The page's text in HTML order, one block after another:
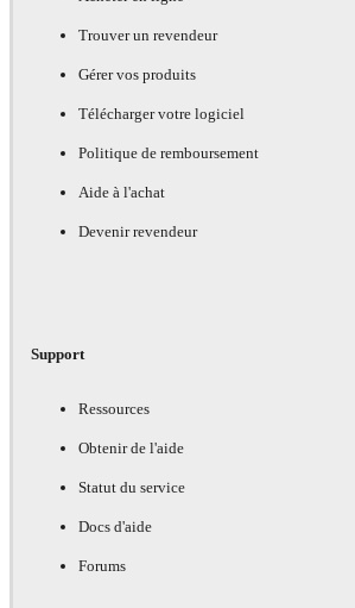
Trouver un revendeur
Gérer vos produits
Télécharger votre logiciel
Politique de remboursement
Aide à l'achat
Devenir revendeur
Support
Ressources
Obtenir de l'aide
Statut du service
Docs d'aide
Forums